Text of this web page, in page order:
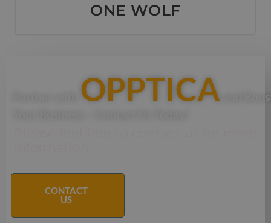
ONE WOLF
OPPTICA and
CONTACT
US